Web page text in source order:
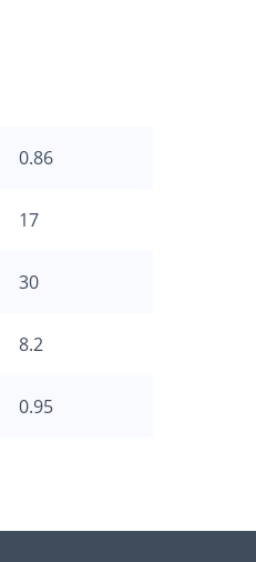
0.86
17
30
8.2
0.95